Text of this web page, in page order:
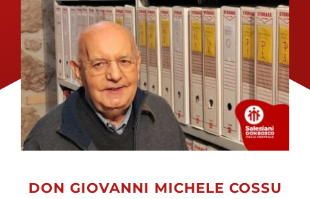
Contatti
DON GIOVANNI MICHELE COSSU